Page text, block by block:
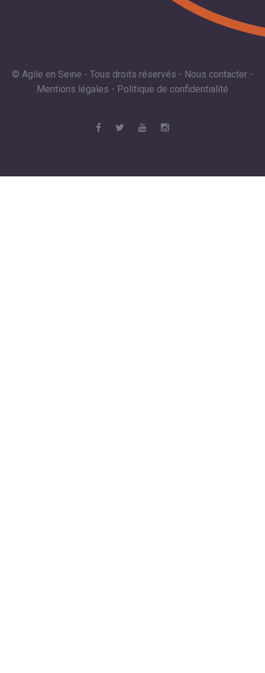
© Agile en Seine - Tous droits réservés - Nous contacter -
Mentions légales - Politique de confidentialité